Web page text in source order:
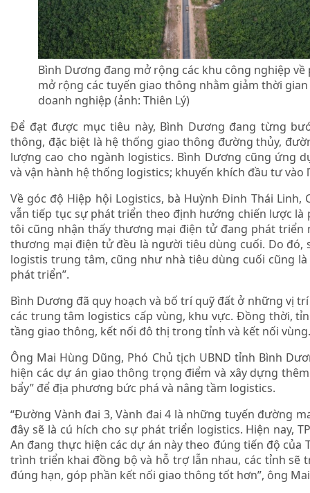
Bình Dương đang mở rộng các khu công nghiệp
mở rộng các tuyến giao thông nhằm giảm thời
doanh nghiệp (ảnh: Thiên Lý)
Để đạt được mục tiêu này, Bình Dương đang từng
thông, đặc biệt là hệ thống giao thông đường thủy,
lượng cao cho ngành logistics. Bình Dương cũng ứng
và vận hành hệ thống logistics; khuyến khích đầu tư vào
Về góc độ Hiệp hội Logistics, bà Huỳnh Đinh Thái Linh,
vẫn tiếp tục sự phát triển theo định hướng chiến lược
tôi cũng nhận thấy thương mại điện tử đang phát triển
thương mại điện tử đều là người tiêu dùng cuối. Do đó,
logistis trung tâm, cũng như nhà tiêu dùng cuối cũng
phát triển”.
Bình Dương đã quy hoạch và bố trí quỹ đất ở những vị
các trung tâm logistics cấp vùng, khu vực. Đồng thời,
tầng giao thông, kết nối đô thị trong tỉnh và kết nối vùng.
Ông Mai Hùng Dũng, Phó Chủ tịch UBND tỉnh Bình
hiện các dự án giao thông trọng điểm và xây dựng
bẩy” để địa phương bức phá và nâng tầm logistics.
“Đường Vành đai 3, Vành đai 4 là những tuyến đường
đây sẽ là cú hích cho sự phát triển logistics. Hiện nay,
An đang thực hiện các dự án này theo đúng tiến độ của
trình triển khai đồng bộ và hỗ trợ lẫn nhau, các tỉnh sẽ
đúng hạn, góp phần kết nối giao thông tốt hơn”, ông